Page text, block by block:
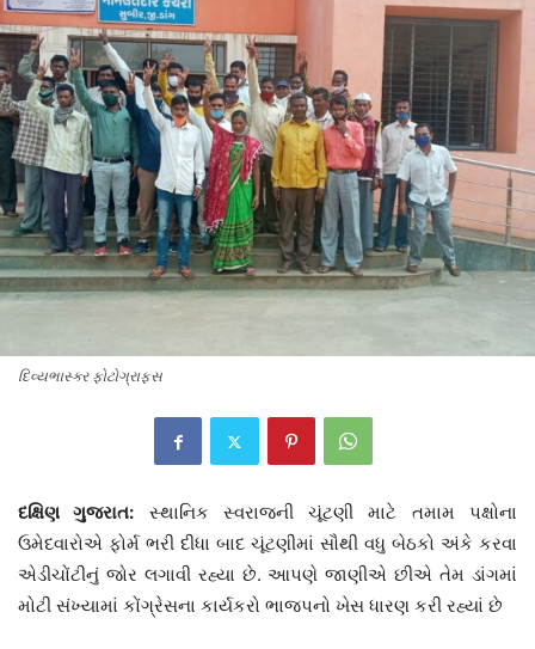
દિવ્યભાસ્કર ફોટોગ્રાફ્સ
દક્ષિણ ગુજરાત: સ્થાનિક સ્વરાજની ચૂંટણી માટે તમામ પક્ષોના
ઉમેદવારોએ ફોર્મ ભરી દીધા બાદ ચૂંટણીમાં સૌથી વધુ બેઠકો અંકે કરવા
એડીચોંટીનું જોર લગાવી રહ્યા છે. આપણે જાણીએ છીએ તેમ ડાંગમાં
મોટી સંખ્યામાં કોંગ્રેસના કાર્યકરો ભાજપનો ખેસ ધારણ કરી રહ્યાં છે